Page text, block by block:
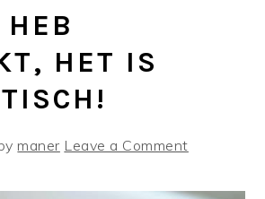
HET IS
maner Leave a Comment